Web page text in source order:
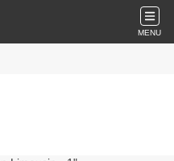
MENU